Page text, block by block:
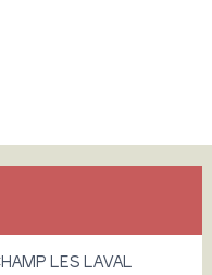
LES LAVAL